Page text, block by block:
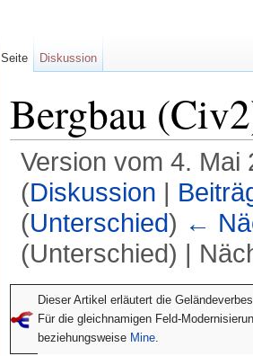
Bergbau
Version vom 4.
(Diskussion |
(Unterschied) ←
(Unterschied) |
Dieser Artikel erläutert die
Für die gleichnamigen Feld-
beziehungsweise Mine.
Seite Diskussion